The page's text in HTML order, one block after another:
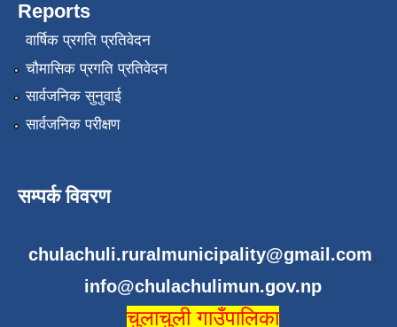
Reports
वार्षिक प्रगति प्रतिवेदन
चौमासिक प्रगति प्रतिवेदन
सार्वजनिक सुनुवाई
सार्वजनिक परीक्षण
सम्पर्क विवरण
chulachuli.ruralmunicipality@gmail.com,
info@chulachulimun.gov.np
चुलाचुली गाउँपालिका